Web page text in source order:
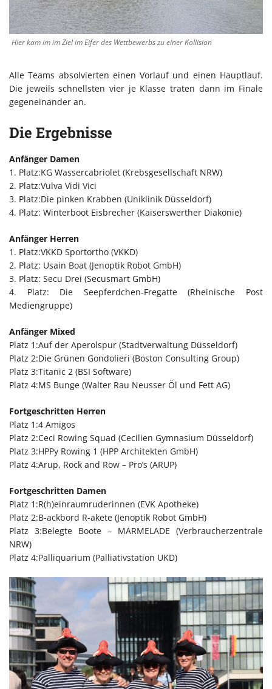
Hier kam im im Ziel im Eifer des Wettbewerbs zu einer Kollision
Alle Teams absolvierten einen Vorlauf und einen Hauptlauf.
Die jeweils schnellsten vier je Klasse traten dann im Finale
gegeneinander an.
Die Ergebnisse
Anfänger Damen
1. Platz:KG Wassercabriolet (Krebsgesellschaft NRW)
2. Platz:Vulva Vidi Vici
3. Platz:Die pinken Krabben (Uniklinik Düsseldorf)
4. Platz: Winterboot Eisbrecher (Kaiserswerther Diakonie)
Anfänger Herren
1. Platz:VKKD Sportortho (VKKD)
2. Platz: Usain Boat (Jenoptik Robot GmbH)
3. Platz: Secu Drei (Secusmart GmbH)
4. Platz: Die Seepferdchen-Fregatte (Rheinische Post
Mediengruppe)
Anfänger Mixed
Platz 1:Auf der Aperolspur (Stadtverwaltung Düsseldorf)
Platz 2:Die Grünen Gondolieri (Boston Consulting Group)
Platz 3:Titanic 2 (BSI Software)
Platz 4:MS Bunge (Walter Rau Neusser Öl und Fett AG)
Fortgeschritten Herren
Platz 1:4 Amigos
Platz 2:Ceci Rowing Squad (Cecilien Gymnasium Düsseldorf)
Platz 3:HPPy Rowing 1 (HPP Architekten GmbH)
Platz 4:Arup, Rock and Row – Pro’s (ARUP)
Fortgeschritten Damen
Platz 1:R(h)einraumruderinnen (EVK Apotheke)
Platz 2:B-ackbord R-akete (Jenoptik Robot GmbH)
Platz 3:Belegte Boote – MARMELADE (Verbraucherzentrale
NRW)
Platz 4:Palliquarium (Palliativstation UKD)